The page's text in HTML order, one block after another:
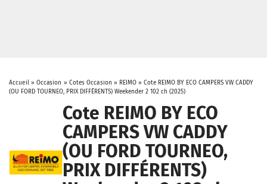
Accueil» Occasion » Cotes Occasion » REIMO »Cote REIMO BY ECO CAMPERS VW CADDY
(OU FORD TOURNEO, PRIX DIFFÉRENTS) Weekender 2 102 ch (2025)
Cote REIMO BY ECO
CAMPERS VW CADDY
(OU FORD TOURNEO,
PRIX DIFFÉRENTS)